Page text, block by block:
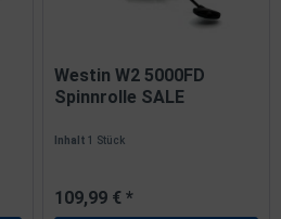
Westin W2 5000FD
Spinnrolle SALE
Inhalt1 Stück
109,99 € *